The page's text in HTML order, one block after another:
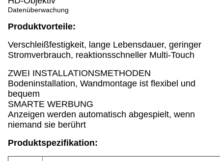
Datenüberwachung
Produktvorteile:
Verschleißfestigkeit, lange Lebensdauer, geringer
Stromverbrauch, reaktionsschneller Multi-Touch
ZWEI INSTALLATIONSMETHODEN
Bodeninstallation, Wandmontage ist flexibel und
bequem
SMARTE WERBUNG
Anzeigen werden automatisch abgespielt, wenn
niemand sie berührt
Produktspezifikation: